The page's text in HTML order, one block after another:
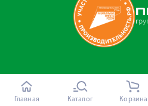
Главная Каталог Корзина